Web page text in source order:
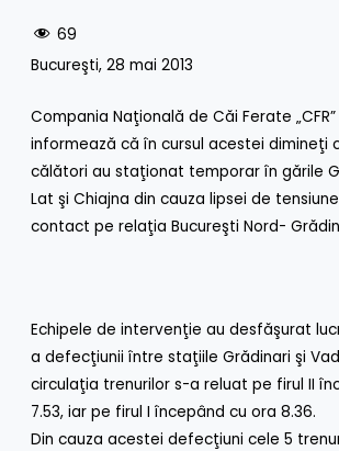
69
Bucureşti, 28 mai 2013
Compania Naţională de Căi Ferate „CFR”
informează că în cursul acestei dimineţi
călători au staţionat temporar în gările
Lat şi Chiajna din cauza lipsei de
contact pe relaţia Bucureşti Nord-
Echipele de intervenţie au desfăşurat
a defecţiunii între staţiile Grădinari şi
circulaţia trenurilor s-a reluat pe firul II
7.53, iar pe firul I începând cu ora 8.36.
Din cauza acestei defecţiuni cele 5